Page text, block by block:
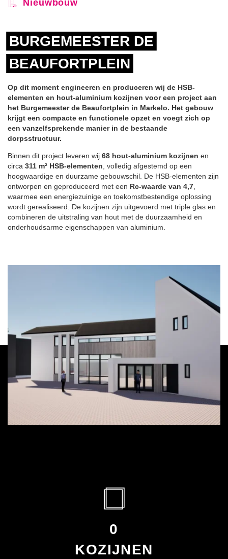
BURGEMEESTER DE
BEAUFORTPLEIN
Op dit moment engineeren en produceren wij de HSB-
elementen en hout-aluminium kozijnen voor een project aan
het Burgemeester de Beaufortplein in Markelo. Het gebouw
krijgt een compacte en functionele opzet en voegt zich op
een vanzelfsprekende manier in de bestaande
dorpsstructuur.
Binnen dit project leveren wij 68 hout-aluminium kozijnen en
circa 311 m² HSB-elementen , volledig afgestemd op een
hoogwaardige en duurzame gebouwschil. De HSB-elementen zijn
ontworpen en geproduceerd met een Rc-waarde van 4,7
waarmee een energiezuinige en toekomstbestendige oplossing
wordt gerealiseerd. De kozijnen zijn uitgevoerd met triple glas en
combineren de uitstraling van hout met de duurzaamheid en
onderhoudsarme eigenschappen van aluminium.
Nieuwbouw
0
KOZIJNEN